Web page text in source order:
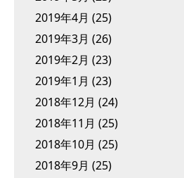
2019年4月 (25)
2019年3月 (26)
2019年2月 (23)
2019年1月 (23)
2018年12月 (24)
2018年11月 (25)
2018年10月 (25)
2018年9月 (25)